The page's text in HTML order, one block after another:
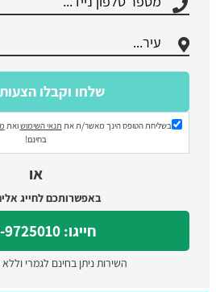
בשליחת הטופס הינך מאשר/ת את תנאי השימושואת
בחינם!
או
באפשרותכם לחייג
חייגו: 077-9725010
השירות ניתן בחינם לגמרי